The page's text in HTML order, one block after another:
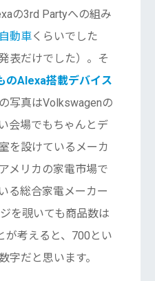
の3rd Partyへの組み
動車くらいでした
表だけでした）。そ
のAlexa搭載デバイス
写真はVolkswagenの
会場でもちゃんとデ
を設けているメーカ
メリカの家電市場で
る総合家電メーカー
を覗いても商品数は
が考えると、700とい
字だと思います。